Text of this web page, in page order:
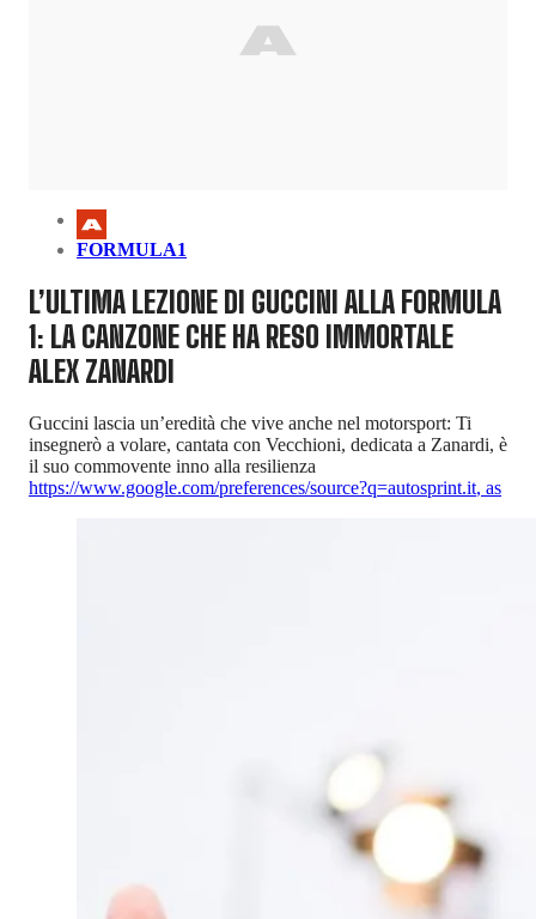
FORMULA1
L’ULTIMA LEZIONE DI GUCCINI ALLA FORMULA
1: LA CANZONE CHE HA RESO IMMORTALE
ALEX ZANARDI
Guccini lascia un’eredità che vive anche nel motorsport: Ti
insegnerò a volare, cantata con Vecchioni, dedicata a Zanardi, è
il suo commovente inno alla resilienza
https://www.google.com/preferences/source?q=autosprint.it, as